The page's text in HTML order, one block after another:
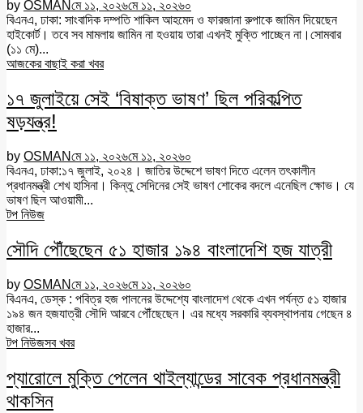
by OSMANমে ১১, ২০২৬মে ১১, ২০২৬০
বিএনএ, ঢাকা: সাংবাদিক দম্পতি শাকিল আহমেদ ও ফারজানা রুপাকে জামিন দিয়েছেন
হাইকোর্ট। তবে সব মামলায় জামিন না হওয়ায় তারা এখনই মুক্তি পাচ্ছেন না।সোমবার
(১১ মে)...
আজকের বাছাই করা খবর
১৭ জুলাইয়ে সেই ‘বিষাক্ত ভাষণ’ ছিল পরিকল্পিত
ষড়যন্ত্র!
by OSMANমে ১১, ২০২৬মে ১১, ২০২৬০
বিএনএ, ঢাকা:১৭ জুলাই, ২০২৪। জাতির উদ্দেশে ভাষণ দিতে এলেন তৎকালীন
প্রধানমন্ত্রী শেখ হাসিনা। কিন্তু সেদিনের সেই ভাষণ শোকের বদলে এনেছিল ক্ষোভ। যে
ভাষণ ছিল আওয়ামী...
টপ নিউজ
সৌদি পৌঁছেছেন ৫১ হাজার ১৯৪ বাংলাদেশি হজ যাত্রী
by OSMANমে ১১, ২০২৬মে ১১, ২০২৬০
বিএনএ, ডেস্ক : পবিত্র হজ পালনের উদ্দেশ্যে বাংলাদেশ থেকে এখন পর্যন্ত ৫১ হাজার
১৯৪ জন হজযাত্রী সৌদি আরবে পৌঁছেছেন। এর মধ্যে সরকারি ব্যবস্থাপনায় গেছেন ৪
হাজার...
টপ নিউজসব খবর
প্যারোলে মুক্তি পেলেন থাইল্যান্ডের সাবেক প্রধানমন্ত্রী
থাকসিন